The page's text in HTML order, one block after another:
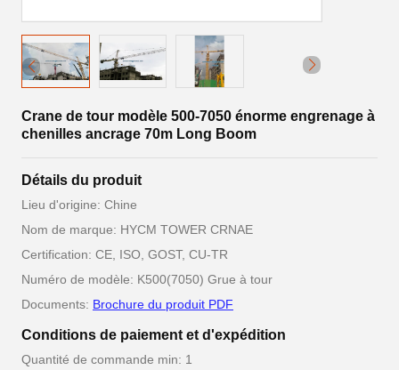
Crane de tour modèle 500-7050 énorme engrenage à
chenilles ancrage 70m Long Boom
Détails du produit
Lieu d'origine: Chine
Nom de marque: HYCM TOWER CRNAE
Certification: CE, ISO, GOST, CU-TR
Numéro de modèle: K500(7050) Grue à tour
Documents: Brochure du produit PDF
Conditions de paiement et d'expédition
Quantité de commande min: 1